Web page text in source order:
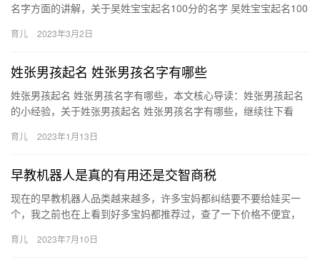
名字方面的讲解，关于吴姓宝宝起名100分的名字 吴姓宝宝起名100
育儿 2023年3月2日
姓张男孩起名 姓张男孩名字有哪些
姓张男孩起名 姓张男孩名字有哪些，本文核心导读：姓张男孩起名
的小经验，关于姓张男孩起名 姓张男孩名字有哪些，继续往下看
霖…
育儿 2023年1月13日
早教机器人是真的有用还是交智商税
现在的早教机器人品类越来越多，许多宝妈都纠结要不要给娃买一
个，我之前也在上看到好多宝妈都推荐过，查了一下价格不便宜，
育儿 2023年7月10日